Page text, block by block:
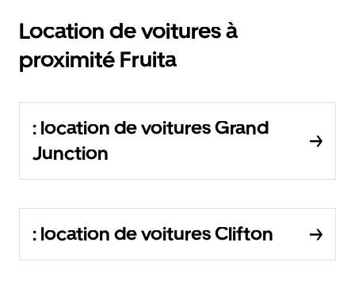
Location de voitures à
proximité Fruita
: location de voitures Grand
Junction
: location de voitures Clifton